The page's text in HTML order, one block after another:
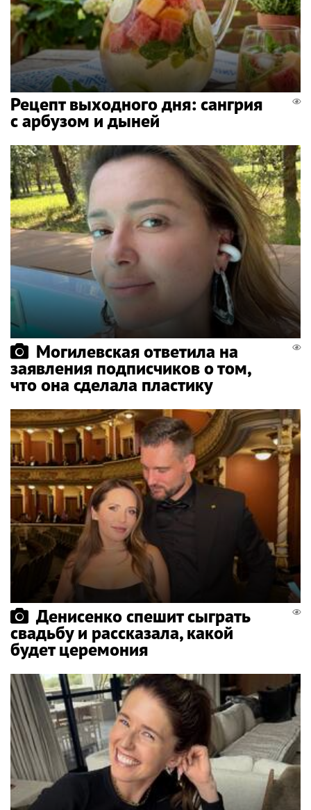
Рецепт выходного дня: сангрия
с арбузом и дыней
Могилевская ответила на
заявления подписчиков о том,
что она сделала пластику
Денисенко спешит сыграть
свадьбу и рассказала, какой
будет церемония